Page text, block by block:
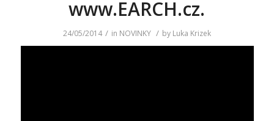
www.EARCH.cz.
24/05/2014 / in NOVINKY / by Luka Krizek